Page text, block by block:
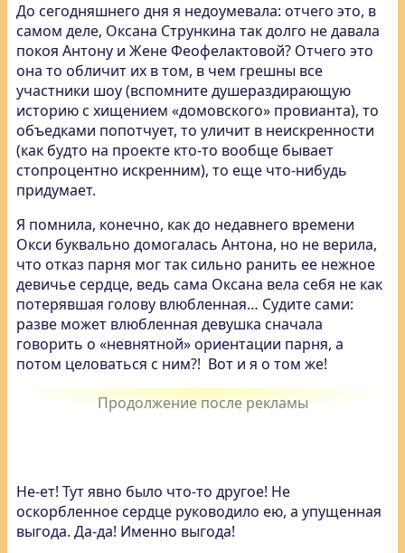
До сегодняшнего дня я недоумевала: отчего это, в
самом деле, Оксана Стрункина так долго не давала
покоя Антону и Жене Феофелактовой? Отчего это
она то обличит их в том, в чем грешны все
участники шоу (вспомните душераздирающую
историю с хищением «домовского» провианта), то
объедками попотчует, то уличит в неискренности
(как будто на проекте кто-то вообще бывает
стопроцентно искренним), то еще что-нибудь
придумает.
Я помнила, конечно, как до недавнего времени
Окси буквально домогалась Антона, но не верила,
что отказ парня мог так сильно ранить ее нежное
девичье сердце, ведь сама Оксана вела себя не как
потерявшая голову влюбленная… Судите сами:
разве может влюбленная девушка сначала
говорить о «невнятной» ориентации парня, а
потом целоваться с ним?! Вот и я о том же!
Не-ет! Тут явно было что-то другое! Не
оскорбленное сердце руководило ею, а упущенная
выгода. Да-да! Именно выгода!